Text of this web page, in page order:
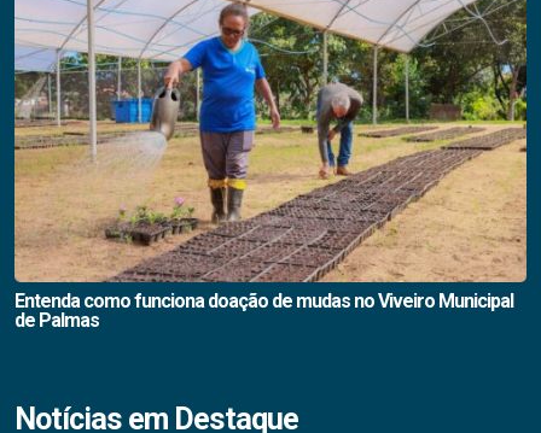
Entenda como funciona doação de mudas no Viveiro Municipal
de Palmas
Notícias em Destaque